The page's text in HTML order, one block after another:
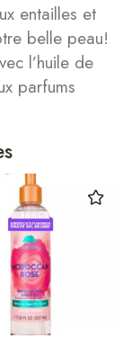
entailles et
belle peau!
l’huile de
parfums